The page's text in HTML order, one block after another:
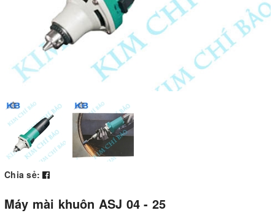
Chia sẻ:
Máy mài khuôn ASJ 04 - 25